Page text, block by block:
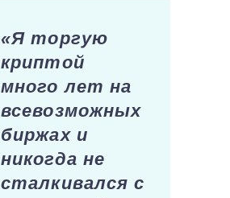
«Я торгую
криптой
много лет на
всевозможных
биржах и
никогда не
сталкивался с